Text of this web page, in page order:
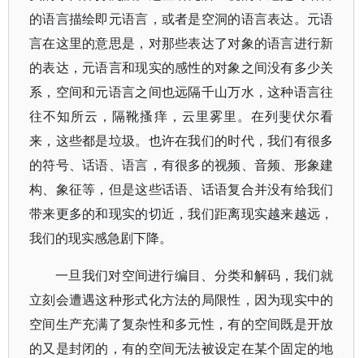
的语言描绘即元语言，或者是空洞的语言表达。元语
言在这里的意思是，对那些表达了对象的语言进行新
的表达，元语言和现实的感性的对象之间没有多少关
系，空间和元语言之间也远隔千山万水，这种语言往
往不知所云，隔靴搔痒，云里雾里。在列斐伏尔看
来，这些都是垃圾。也许在我们的时代，我们有很多
的符号、话语、语言，有很多的视频、音频、形象建
构、象征等，但是这些话语、话语复合并没有给我们
带来更多的和现实的切近，我们距离现实越来越远，
我们的现实感急剧下降。
一旦我们对空间进行编目、分类和解码，我们就
立刻会遭遇这种形式化方法的局限性，因为现实中的
空间生产充满了复杂性和多元性，有的空间既是开放
的又是封闭的，有的空间无法被设定在某个固定的地